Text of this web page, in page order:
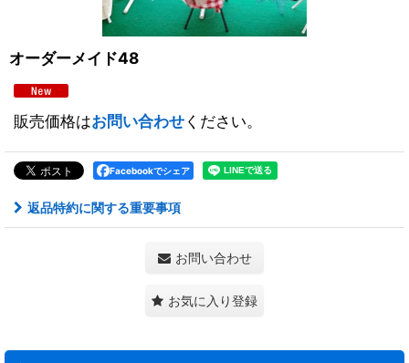
オーダーメイド48
販売価格はお問い合わせください。
Facebookでシェア
返品特約に関する重要事項
お問い合わせ
お気に入り登録